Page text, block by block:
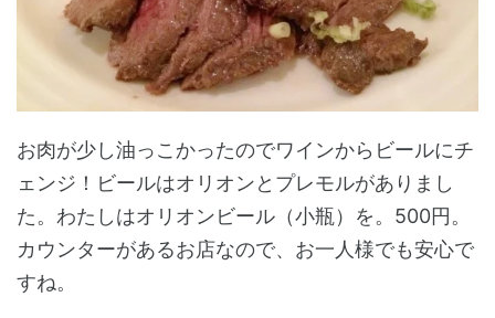
お肉が少し油っこかったのでワインからビールにチ
ェンジ！ビールはオリオンとプレモルがありまし
た。わたしはオリオンビール（小瓶）を。500円。
カウンターがあるお店なので、お一人様でも安心で
すね。